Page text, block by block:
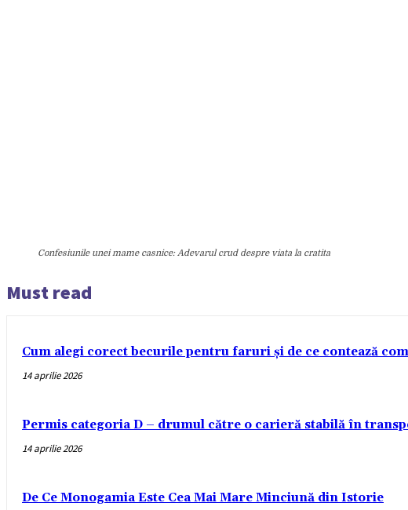
Confesiunile unei mame casnice: Adevarul crud despre viata la cratita
Must read
Cum alegi corect becurile pentru faruri și de ce contează
14 aprilie 2026
Permis categoria D – drumul către o carieră stabilă în
14 aprilie 2026
De Ce Monogamia Este Cea Mai Mare Minciună din Istorie